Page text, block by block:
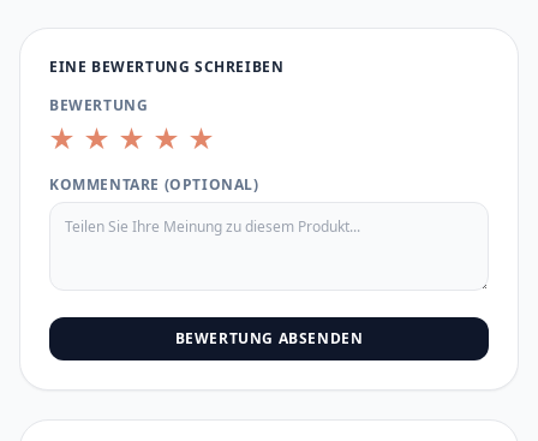
EINE BEWERTUNG SCHREIBEN
BEWERTUNG
★ ★ ★ ★ ★
KOMMENTARE (OPTIONAL)
BEWERTUNG ABSENDEN